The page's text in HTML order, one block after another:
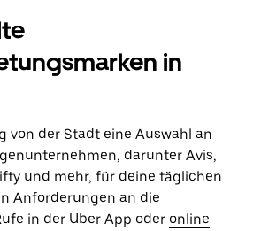
in
von der Stadt eine Auswahl an
darunter Avis,
und mehr, für deine täglichen
Anforderungen an die
in der Uber App oder online